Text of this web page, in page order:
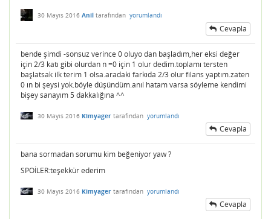
30 Mayıs 2016 Anil tarafından yorumlandı
Cevapla
bende şimdi -sonsuz verince 0 oluyo dan başladım,her eksi değer
için 2/3 katı gibi olurdan n =0 için 1 olur dedim.toplamı tersten
başlatsak ilk terim 1 olsa.aradaki farkıda 2/3 olur filans yaptım.zaten
0 ın bi şeysi yok.böyle düşündüm.anıl hatam varsa söyleme kendimi
bişey sanayım 5 dakkalığına ^^
30 Mayıs 2016 Kimyager tarafından yorumlandı
Cevapla
bana sormadan sorumu kim beğeniyor yaw ?
SPOİLER:teşekkür ederim
30 Mayıs 2016 Kimyager tarafından yorumlandı
Cevapla